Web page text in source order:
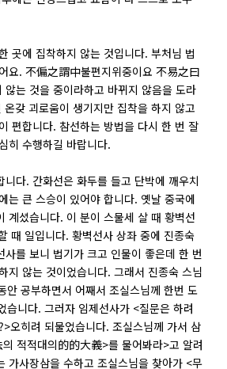
곳에 집착하지 않는 것입니다. 부처님 법
요. 不偏之謂中불편지위중이요 不易之曰
는 것을 중이라하고 바뀌지 않음을 도라
갖 괴로움이 생기지만 집착을 하지 않고
편합니다. 참선하는 방법을 다시 한 번 잘
히 수행하길 바랍니다.
니다. 간화선은 화두를 들고 단박에 깨우치
는 큰 스승이 있어야 합니다. 옛날 중국에
계셨습니다. 이 분이 스물세 살 때 황벽선
때 일입니다. 황벽선사 상좌 중에 진종숙
사를 보니 법기가 크고 인물이 좋은데 한 번
지 않는 것이었습니다. 그래서 진종숙 스님
안 공부하면서 어째서 조실스님께 한번 도
습니다. 그러자 임제선사가 <질문은 하려
오히려 되물었습니다. 조실스님께 가서 삼
적적대의的的大義>를 물어봐라>고 알려
가사장삼을 수하고 조실스님을 찾아가 <무